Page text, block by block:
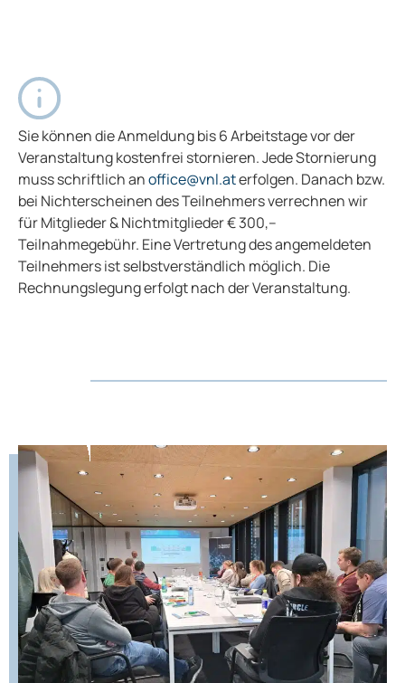
Sie können die Anmeldung bis 6 Arbeitstage vor der
Veranstaltung kostenfrei stornieren. Jede Stornierung
muss schriftlich anoffice@vnl.aterfolgen. Danach bzw.
bei Nichterscheinen des Teilnehmers verrechnen wir
für Mitglieder & Nichtmitglieder € 300,–
Teilnahmegebühr. Eine Vertretung des angemeldeten
Teilnehmers ist selbstverständlich möglich. Die
Rechnungslegung erfolgt nach der Veranstaltung.